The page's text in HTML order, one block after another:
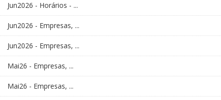
Jun2026 - Horários - ...
Jun2026 - Empresas, ...
Jun2026 - Empresas, ...
Mai26 - Empresas, ...
Mai26 - Empresas, ...